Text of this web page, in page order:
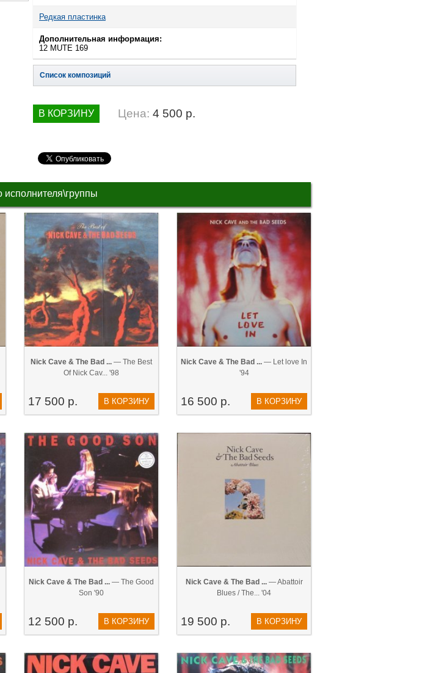
Редкая пластинка
Дополнительная информация:
12 MUTE 169
Список композиций
В КОРЗИНУ Цена: 4 500 р.
исполнителя\группы
Nick Cave & The Bad ... — The Best
Of Nick Cav... '98
17 500 р. В КОРЗИНУ
Nick Cave & The Bad ... — Let love In
'94
16 500 р. В КОРЗИНУ
Nick Cave & The Bad ... — The Good
Son '90
12 500 р. В КОРЗИНУ
Nick Cave & The Bad ...— Abattoir
Blues / The... '04
19 500 р. В КОРЗИНУ